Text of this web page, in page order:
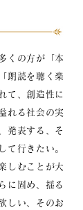
くの方が「本
朗読を聴く楽
て、創造性に
れる社会の実
発表する、そ
て行きたい。
しむことが大
に固め、揺る
しい、そのお